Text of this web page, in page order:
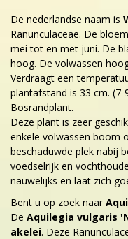
De nederlandse naam is
Ranunculaceae. De
mei tot en met juni. De
hoog. De volwassen
Verdraagt een
plantafstand is 33 cm.
Bosrandplant.
Deze plant is zeer
enkele volwassen boom
beschaduwde plek nabij
voedselrijk en
nauwelijks en laat zich
Bent u op zoek naar
De Aquilegia vulgaris
akelei. Deze